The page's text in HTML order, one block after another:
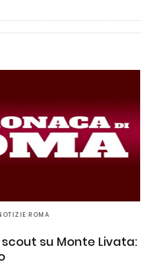
ROMA
su Monte Livata: